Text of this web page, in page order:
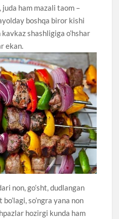
ham mazali taom –
boshqa biror kishi
shashligiga o’hshar
ekan.
non, go’sht, dudlangan
bo’lagi, so’ngra yana non
hozirgi kunda ham